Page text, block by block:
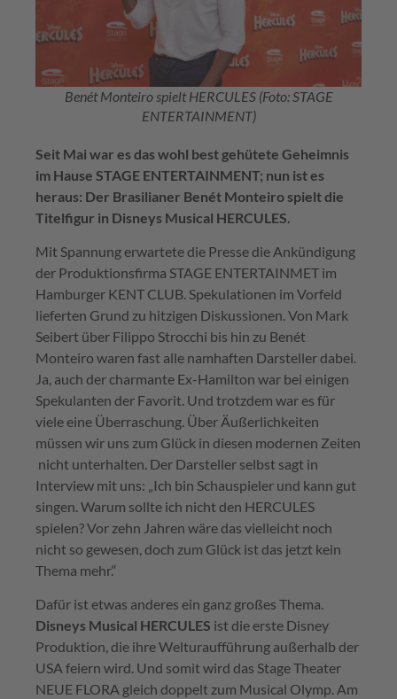
Benét Monteiro spielt HERCULES (Foto: STAGE
ENTERTAINMENT)
Seit Mai war es das wohl best gehütete Geheimnis
im Hause STAGE ENTERTAINMENT; nun ist es
heraus: Der Brasilianer Benét Monteiro spielt die
Titelfigur in Disneys Musical HERCULES.
Mit Spannung erwartete die Presse die Ankündigung
der Produktionsfirma STAGE ENTERTAINMET im
Hamburger KENT CLUB. Spekulationen im Vorfeld
lieferten Grund zu hitzigen Diskussionen. Von Mark
Seibert über Filippo Strocchi bis hin zu Benét
Monteiro waren fast alle namhaften Darsteller dabei.
Ja, auch der charmante Ex-Hamilton war bei einigen
Spekulanten der Favorit. Und trotzdem war es für
viele eine Überraschung. Über Äußerlichkeiten
müssen wir uns zum Glück in diesen modernen Zeiten
nicht unterhalten. Der Darsteller selbst sagt in
Interview mit uns: „Ich bin Schauspieler und kann gut
singen. Warum sollte ich nicht den HERCULES
spielen? Vor zehn Jahren wäre das vielleicht noch
nicht so gewesen, doch zum Glück ist das jetzt kein
Thema mehr.“
Dafür ist etwas anderes ein ganz großes Thema.
Disneys Musical HERCULES ist die erste Disney
Produktion, die ihre Welturaufführung außerhalb der
USA feiern wird. Und somit wird das Stage Theater
NEUE FLORA gleich doppelt zum Musical Olymp. Am